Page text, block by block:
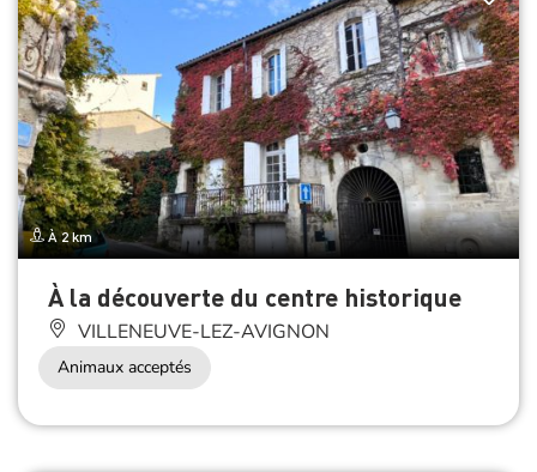
À 2 km
À la découverte du centre historique
VILLENEUVE-LEZ-AVIGNON
Animaux acceptés